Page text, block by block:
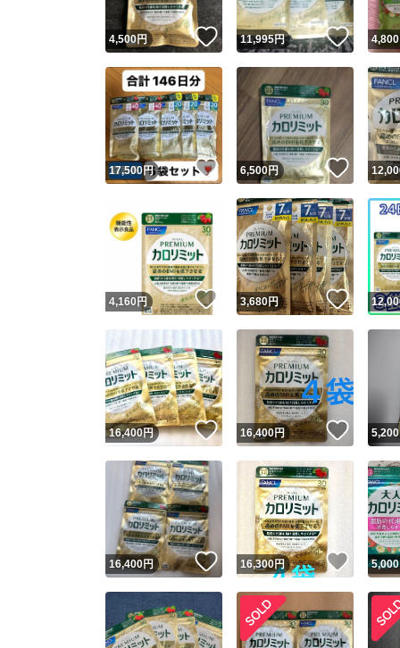
4,500円 いいね！
11,995円 いいね
4,800
17,500円 いいね！
6,500円 いいね
4,160 円 いいね！
3,680円 いいね
16,400円 いいね！
16,400円 いいね
5,200
16,400円 いいね！
16,300円 いいね
5,000